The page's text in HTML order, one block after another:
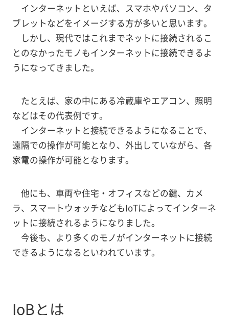
インターネットといえば、スマホやパソコン、タ
ブレットなどをイメージする方が多いと思います。
しかし、現代ではこれまでネットに接続されるこ
とのなかったモノもインターネットに接続できるよ
うになってきました。
たとえば、家の中にある冷蔵庫やエアコン、照明
などはその代表例です。
インターネットと接続できるようになることで、
遠隔での操作が可能となり、外出していながら、各
家電の操作が可能となります。
他にも、車両や住宅・オフィスなどの鍵、カメ
ラ、スマートウォッチなどもIoTによってインターネ
ットに接続されるようになりました。
今後も、より多くのモノがインターネットに接続
できるようになるといわれています。
IoBとは